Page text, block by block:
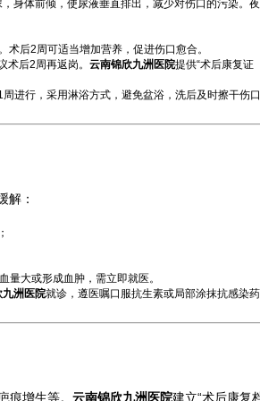
身体前倾，使尿液垂直排出，减少对伤口的污染。
后2周可适当增加营养，促进伤口愈合。
后2周再返岗。 云南锦欣九洲医院提供“术后康复证
进行，采用淋浴方式，避免盆浴，洗后及时擦干伤
解：
大或形成血肿，需立即就医。
九洲医院就诊，遵医嘱口服抗生素或局部涂抹抗感染药
痕增生等。 云南锦欣九洲医院建立“术后康复